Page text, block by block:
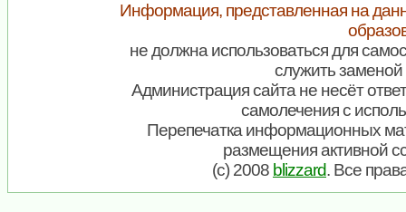
Информация, представленная на
не должна использоваться для
служить заменой
Администрация сайта не несёт
самолечения с
Перепечатка информационных
размещения активной
(c) 2008 blizzard. Все